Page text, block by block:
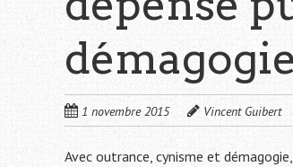
1 novembre 2015 Vincent Guibert
Avec outrance, cynisme et